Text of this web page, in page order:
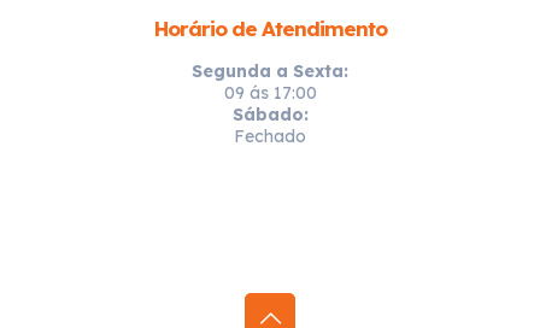
Horário de Atendimento
Segunda a Sexta:
09 ás 17:00
Sábado:
Fechado